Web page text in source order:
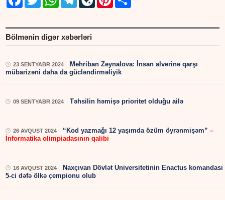
Bölmənin digər xəbərləri
23 SENTYABR 2024
Mehriban Zeynalova: İnsan alverinə qarşı
mübarizəni daha da gücləndirməliyik
09 SENTYABR 2024 Təhsilin həmişə prioritet olduğu ailə
26 AVQUST 2024 “Kod yazmağı 12 yaşımda özüm öyrənmişəm”–
İnformatika olimpiadasının qalibi
16 AVQUST 2024
Naxçıvan Dövlət Universitetinin Enactus komandası
5-ci dəfə ölkə çempionu olub